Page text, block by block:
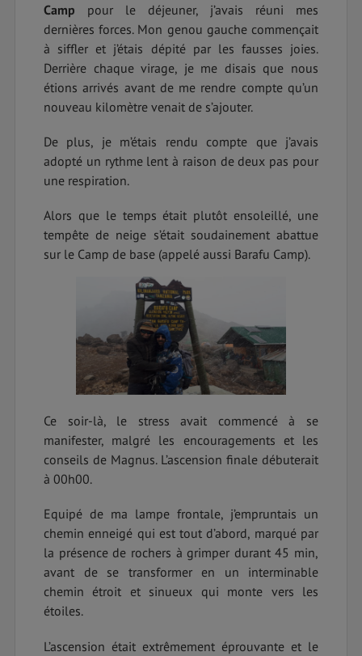
Camp pour le déjeuner, j’avais réuni mes
dernières forces. Mon genou gauche commençait
à siffler et j’étais dépité par les fausses joies.
Derrière chaque virage, je me disais que nous
étions arrivés avant de me rendre compte qu’un
nouveau kilomètre venait de s’ajouter.
De plus, je m’étais rendu compte que j’avais
adopté un rythme lent à raison de deux pas pour
une respiration.
Alors que le temps était plutôt ensoleillé, une
tempête de neige s’était soudainement abattue
sur le Camp de base (appelé aussi Barafu Camp).
Ce soir-là, le stress avait commencé à se
manifester, malgré les encouragements et les
conseils de Magnus. L’ascension finale débuterait
à 00h00.
Equipé de ma lampe frontale, j’empruntais un
chemin enneigé qui est tout d’abord, marqué par
la présence de rochers à grimper durant 45 min,
avant de se transformer en un interminable
chemin étroit et sinueux qui monte vers les
étoiles.
L’ascension était extrêmement éprouvante et le